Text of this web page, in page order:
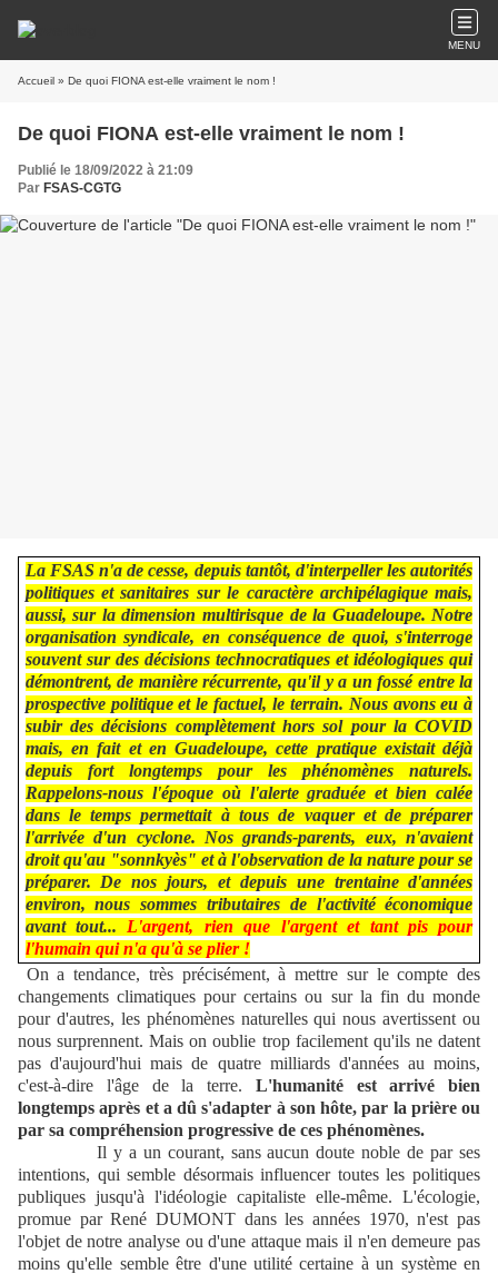
MENU
Accueil » De quoi FIONA est-elle vraiment le nom !
De quoi FIONA est-elle vraiment le nom !
Publié le 18/09/2022 à 21:09
Par FSAS-CGTG
La FSAS n'a de cesse, depuis tantôt, d'interpeller les autorités
politiques et sanitaires sur le caractère archipélagique mais,
aussi, sur la dimension multirisque de la Guadeloupe. Notre
organisation syndicale, en conséquence de quoi, s'interroge
souvent sur des décisions technocratiques et idéologiques qui
démontrent, de manière récurrente, qu'il y a un fossé entre la
prospective politique et le factuel, le terrain. Nous avons eu à
subir des décisions complètement hors sol pour la COVID
mais, en fait et en Guadeloupe, cette pratique existait déjà
depuis fort longtemps pour les phénomènes naturels.
Rappelons-nous l'époque où l'alerte graduée et bien calée
dans le temps permettait à tous de vaquer et de préparer
l'arrivée d'un cyclone. Nos grands-parents, eux, n'avaient
droit qu'au "sonnkyès" et à l'observation de la nature pour se
préparer. De nos jours, et depuis une trentaine d'années
environ, nous sommes tributaires de l'activité économique
avant tout... L'argent, rien que l'argent et tant pis pour
l'humain qui n'a qu'à se plier !
On a tendance, très précisément, à mettre sur le compte des
changements climatiques pour certains ou sur la fin du monde
pour d'autres, les phénomènes naturelles qui nous avertissent ou
nous surprennent. Mais on oublie trop facilement qu'ils ne datent
pas d'aujourd'hui mais de quatre milliards d'années au moins,
c'est-à-dire l'âge de la terre. L'humanité est arrivé bien
longtemps après et a dû s'adapter à son hôte, par la prière ou
par sa compréhension progressive de ces phénomènes.
Il y a un courant, sans aucun doute noble de par ses
intentions, qui semble désormais influencer toutes les politiques
publiques jusqu'à l'idéologie capitaliste elle-même. L'écologie,
promue par René DUMONT dans les années 1970, n'est pas
l'objet de notre analyse ou d'une attaque mais il n'en demeure pas
moins qu'elle semble être d'une utilité certaine à un système en